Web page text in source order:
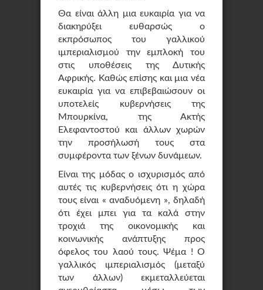
Θα είναι άλλη μια ευκαιρία για να
διακηρύξει ευθαρσώς ο
εκπρόσωπος του γαλλικού
ιμπεριαλισμού την εμπλοκή του
στις υποθέσεις της Δυτικής
Αφρικής. Καθώς επίσης και μια νέα
ευκαιρία για να επιβεβαιώσουν οι
υποτελείς κυβερνήσεις της
Μπουρκίνα, της Ακτής
Ελεφαντοστού και άλλων χωρών
την προσήλωσή τους στα
συμφέροντα των ξένων δυνάμεων.
Είναι της μόδας ο ισχυρισμός από
αυτές τις κυβερνήσεις ότι η χώρα
τους είναι « αναδυόμενη », δηλαδή
ότι έχει μπει για τα καλά στην
τροχιά της οικονομικής και
κοινωνικής ανάπτυξης προς
όφελος του λαού τους. Ψέμα ! Ο
γαλλικός ιμπεριαλισμός (μεταξύ
των άλλων) εκμεταλλεύεται